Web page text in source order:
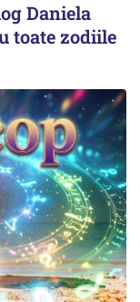
Daniela
toate zodiile